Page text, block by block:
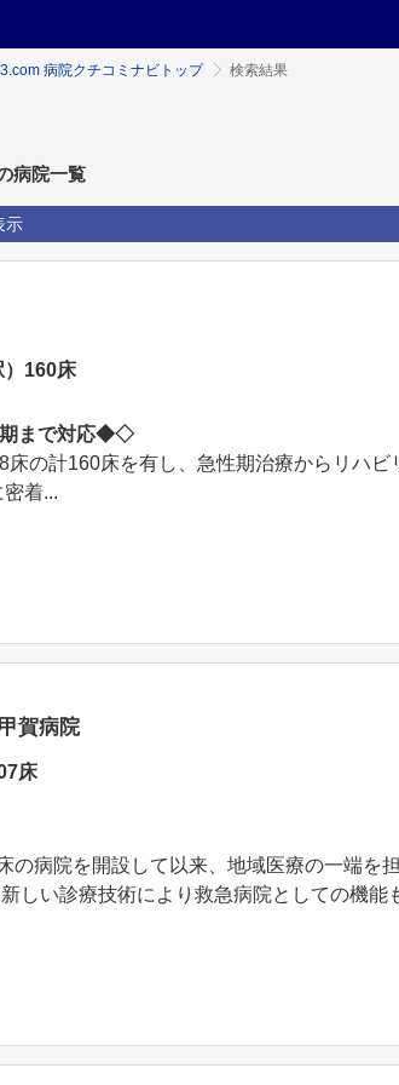
病院クチコミナビトップ 検索結果
病院一覧
示
）160床
まで対応◆◇
の計160床を有し、急性期治療からリハビ
着...
賀病院
床
の病院を開設して以来、地域医療の一端を担
しい診療技術により救急病院としての機能